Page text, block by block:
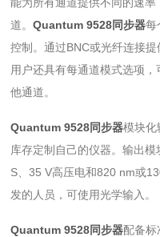
道。Quantum 9528同步器每
控制。通过BNC或光纤连接
用户还具有每通道模式选项
他通道。
Quantum 9528同步器模块化
库存定制自己的仪器。输出
S、35 V高压电和820 nm或
发的人员，可使用光学输入。
Quantum 9528同步器配备标